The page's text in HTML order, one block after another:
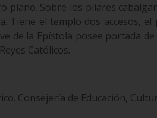
plano. Sobre los pilares
Tiene el templo dos accesos,
de la Epístola posee portada
Católicos.
Consejería de Educación,